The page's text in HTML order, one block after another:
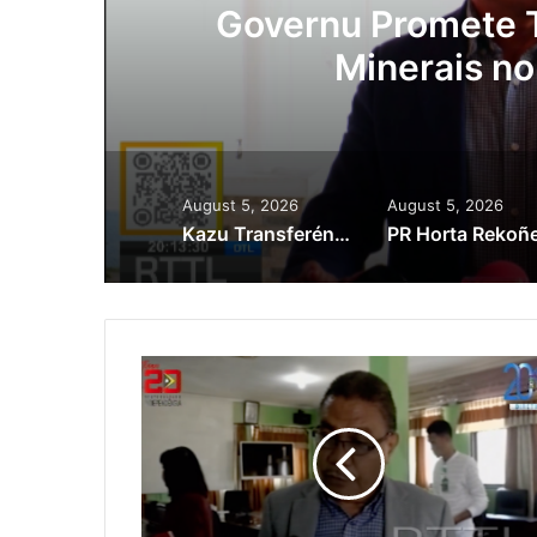
Governu Promete Tau
Minerais no Setór
August 5, 2026
Kazu Transferénsia Osan Millaun 42 Husi Singapura, Advogadu Sei Halo Rekursu
August 5, 2026